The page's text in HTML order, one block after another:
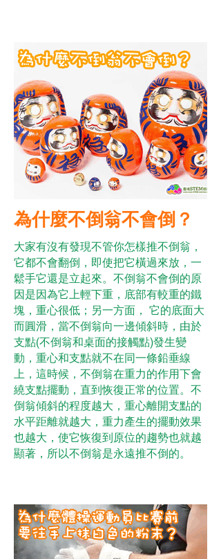
為什麼不倒翁不會倒？
大家有沒有發現不管你怎樣推不倒翁，
它都不會翻倒，即使把它橫過來放，一
鬆手它還是立起來。不倒翁不會倒的原
因是因為它上輕下重，底部有較重的鐵
塊，重心很低；另一方面， 它的底面大
而圓滑，當不倒翁向一邊傾斜時，由於
支點(不倒翁和桌面的接觸點)發生變
動，重心和支點就不在同一條鉛垂線
上，這時候，不倒翁在重力的作用下會
繞支點擺動，直到恢復正常的位置。不
倒翁傾斜的程度越大，重心離開支點的
水平距離就越大，重力產生的擺動效果
也越大，使它恢復到原位的趨勢也就越
顯著，所以不倒翁是永遠推不倒的。